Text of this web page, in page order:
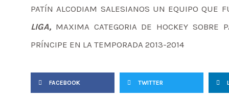
PATÍN ALCODIAM SALESIANOS UN EQUIPO QUE
LIGA, MAXIMA CATEGORIA DE HOCKEY SOBRE
PRÍNCIPE EN LA TEMPORADA 2013-2014
FACEBOOK TWITTER